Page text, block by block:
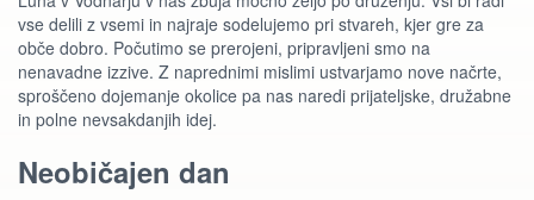
vse delili z vsemi in najraje sodelujemo pri stvareh, kjer gre za
obče dobro. Počutimo se prerojeni, pripravljeni smo na
nenavadne izzive. Z naprednimi mislimi ustvarjamo nove načrte,
sproščeno dojemanje okolice pa nas naredi prijateljske, družabne
in polne nevsakdanjih idej.
Neobičajen dan